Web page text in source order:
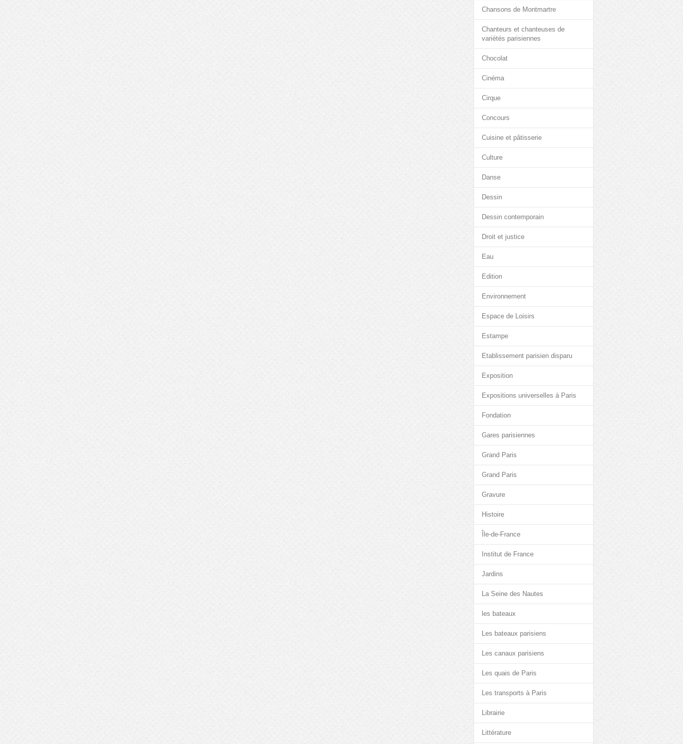
Chansons de Montmartre
Chanteurs et chanteuses de
variétés parisiennes
Chocolat
Cinéma
Cirque
Concours
Cuisine et pâtisserie
Culture
Danse
Dessin
Dessin contemporain
Droit et justice
Eau
Edition
Environnement
Espace de Loisirs
Estampe
Etablissement parisien disparu
Exposition
Expositions universelles à Paris
Fondation
Gares parisiennes
Grand Paris
Grand Paris
Gravure
Histoire
Île-de-France
Institut de France
Jardins
La Seine des Nautes
les bateaux
Les bateaux parisiens
Les canaux parisiens
Les quais de Paris
Les transports à Paris
Librairie
Littérature